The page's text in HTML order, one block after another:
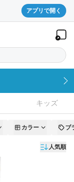
アプリで開く
キッズ
カラー ブ
人気順